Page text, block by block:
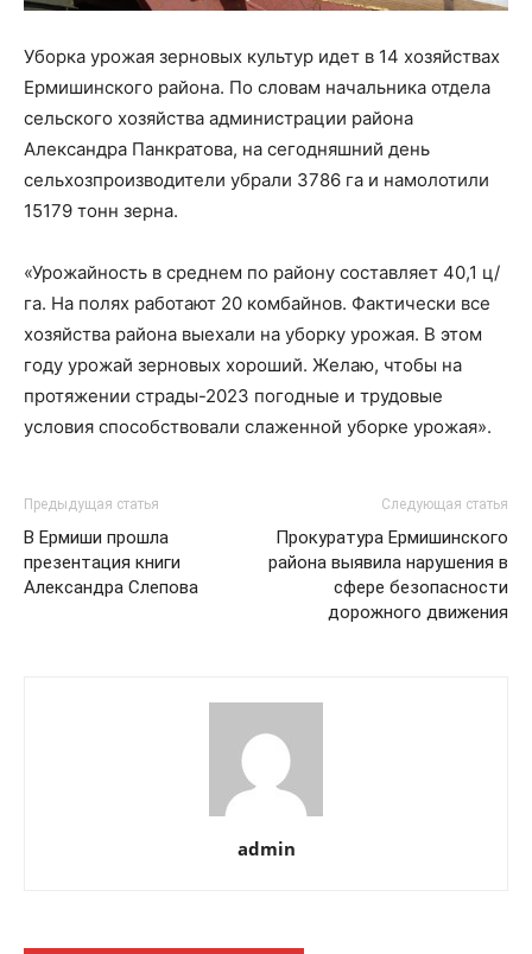
Уборка урожая зерновых культур идет в 14 хозяйствах
Ермишинского района. По словам начальника отдела
сельского хозяйства администрации района
Александра Панкратова, на сегодняшний день
сельхозпроизводители убрали 3786 га и намолотили
15179 тонн зерна.
«Урожайность в среднем по району составляет 40,1 ц/
га. На полях работают 20 комбайнов. Фактически все
хозяйства района выехали на уборку урожая. В этом
году урожай зерновых хороший. Желаю, чтобы на
протяжении страды-2023 погодные и трудовые
условия способствовали слаженной уборке урожая».
Предыдущая статья
В Ермиши прошла
презентация книги
Александра Слепова
Следующая статья
Прокуратура Ермишинского
района выявила нарушения в
сфере безопасности
дорожного движения
admin